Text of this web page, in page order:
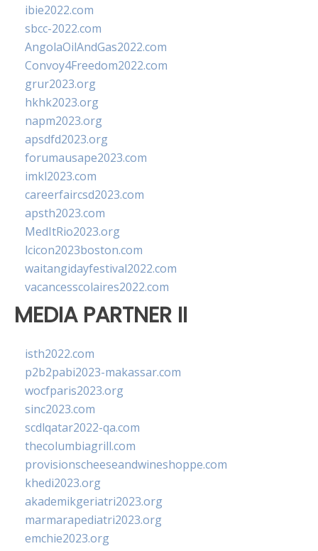
ibie2022.com
sbcc-2022.com
AngolaOilAndGas2022.com
Convoy4Freedom2022.com
grur2023.org
hkhk2023.org
napm2023.org
apsdfd2023.org
forumausape2023.com
imkl2023.com
careerfaircsd2023.com
apsth2023.com
MedItRio2023.org
lcicon2023boston.com
waitangidayfestival2022.com
vacancesscolaires2022.com
MEDIA PARTNER II
isth2022.com
p2b2pabi2023-makassar.com
wocfparis2023.org
sinc2023.com
scdlqatar2022-qa.com
thecolumbiagrill.com
provisionscheeseandwineshoppe.com
khedi2023.org
akademikgeriatri2023.org
marmarapediatri2023.org
emchie2023.org